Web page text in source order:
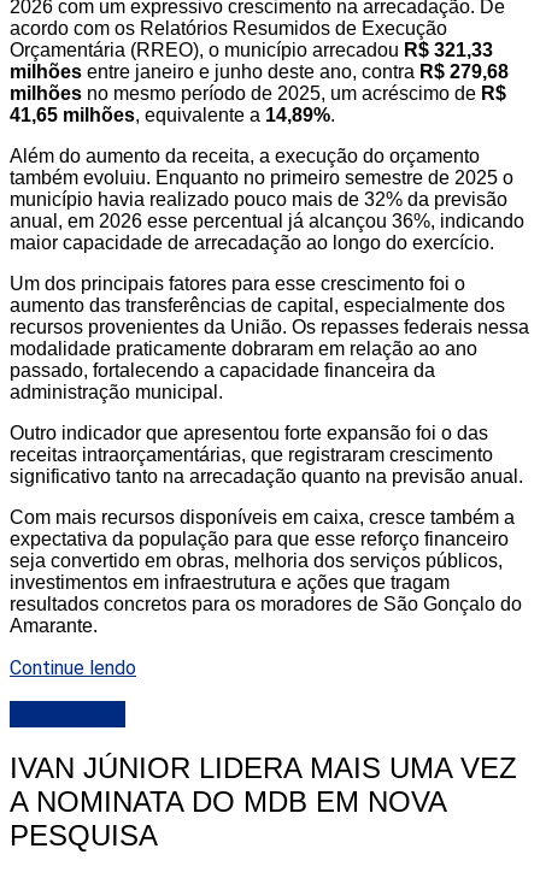
2026 com um expressivo crescimento na arrecadação. De
acordo com os Relatórios Resumidos de Execução
Orçamentária (RREO), o município arrecadou R$ 321,33
milhões entre janeiro e junho deste ano, contra R$ 279,68
milhões no mesmo período de 2025, um acréscimo de R$
41,65 milhões, equivalente a 14,89%.
Além do aumento da receita, a execução do orçamento
também evoluiu. Enquanto no primeiro semestre de 2025 o
município havia realizado pouco mais de 32% da previsão
anual, em 2026 esse percentual já alcançou 36%, indicando
maior capacidade de arrecadação ao longo do exercício.
Um dos principais fatores para esse crescimento foi o
aumento das transferências de capital, especialmente dos
recursos provenientes da União. Os repasses federais nessa
modalidade praticamente dobraram em relação ao ano
passado, fortalecendo a capacidade financeira da
administração municipal.
Outro indicador que apresentou forte expansão foi o das
receitas intraorçamentárias, que registraram crescimento
significativo tanto na arrecadação quanto na previsão anual.
Com mais recursos disponíveis em caixa, cresce também a
expectativa da população para que esse reforço financeiro
seja convertido em obras, melhoria dos serviços públicos,
investimentos em infraestrutura e ações que tragam
resultados concretos para os moradores de São Gonçalo do
Amarante.
Continue lendo
IVAN JÚNIOR LIDERA MAIS UMA VEZ
A NOMINATA DO MDB EM NOVA
PESQUISA